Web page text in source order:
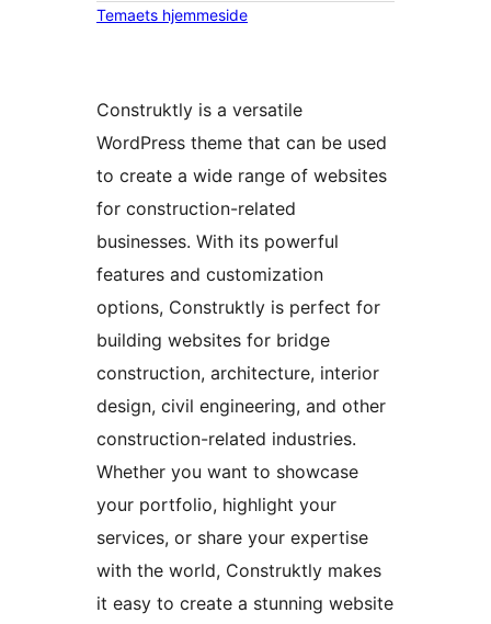
Temaets hjemmeside
Construktly is a versatile
WordPress theme that can be used
to create a wide range of websites
for construction-related
businesses. With its powerful
features and customization
options, Construktly is perfect for
building websites for bridge
construction, architecture, interior
design, civil engineering, and other
construction-related industries.
Whether you want to showcase
your portfolio, highlight your
services, or share your expertise
with the world, Construktly makes
it easy to create a stunning website